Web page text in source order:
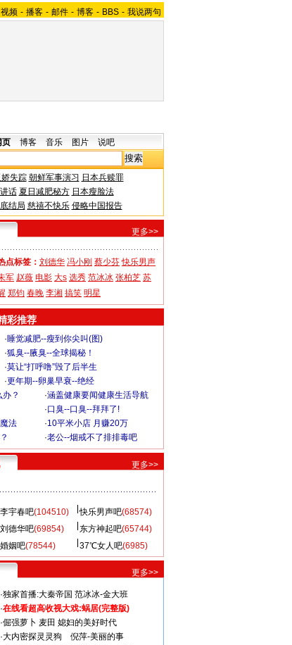
视频 - 播客 - 邮件 - 博客 - BBS - 我说两句
页 博客 音乐 图片 说吧
失踪 朝鲜军事演习 日本兵赎罪
话 夏日减肥秘方 日本瘦脸法
结局 慈禧不快乐 侵略中国报告
更多>>
点标签： 刘德华 冯小刚 蔡少芬 快乐男声
军 赵薇 电影 大s 选秀 范冰冰 张柏芝 苏
郑钧 春晚 李湘 搞笑 明星
彩推荐
·睡觉减肥--瘦到你尖叫(图)
·狐臭--腋臭--全球揭秘！
·莫让“打呼噜”毁了后半生
·更年期--卵巢早衰--绝经
？ ·涵盖健康要闻健康生活导航
·口臭--口臭--拜拜了!
法 ·10平米小店 月赚20万
·老公--烟戒不了排排毒吧
更多>>
李宇春吧(104510) 快乐男声吧(68574)
刘德华吧(69854) 东方神起吧(65744)
婚姻吧(78544) 37℃女人吧(6985)
更多>>
·独家首播:大秦帝国 范冰冰-金大班
·在线看超高收视大戏:蜗居(完整版)
·倔强萝卜 麦田 媳妇的美好时代
·大内密探灵灵狗
倪萍-美丽的事